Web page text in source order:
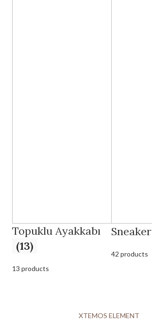
Topuklu Ayakkabı
(13)
13 products
Sneaker
42 products
XTEMOS ELEMENT